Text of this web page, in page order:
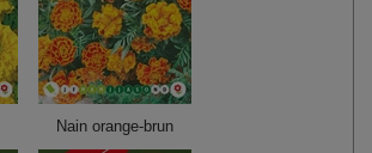
Nain orange-brun